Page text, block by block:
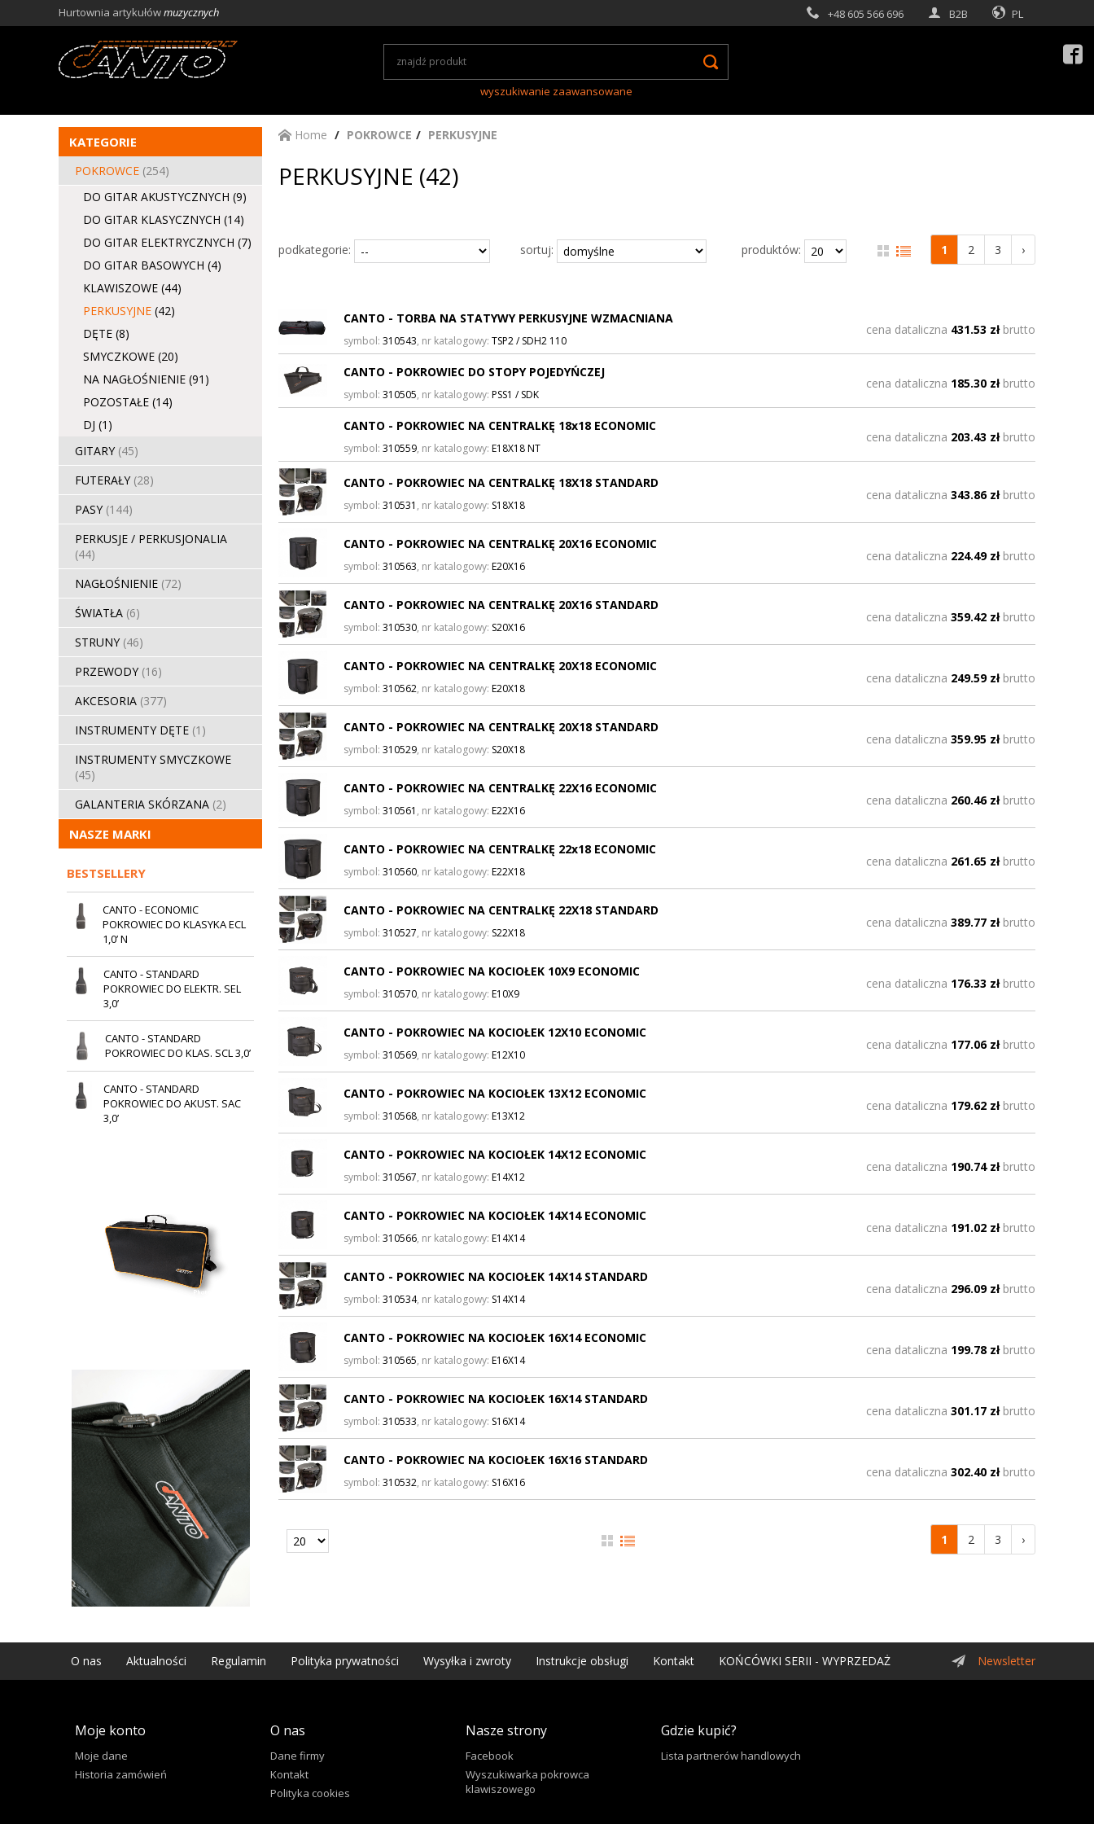
Hurtownia artykułówmuzycznych +48 605 566 696 B2B PL
wyszukiwanie zaawansowane
KATEGORIE
POKROWCE (254)
DO GITAR AKUSTYCZNYCH (9)
DO GITAR KLASYCZNYCH (14)
DO GITAR ELEKTRYCZNYCH (7)
DO GITAR BASOWYCH (4)
KLAWISZOWE (44)
PERKUSYJNE (42)
DĘTE (8)
SMYCZKOWE (20)
NA NAGŁOŚNIENIE (91)
POZOSTAŁE (14)
DJ (1)
GITARY (45)
FUTERAŁY (28)
PASY (144)
PERKUSJE / PERKUSJONALIA
(44)
NAGŁOŚNIENIE (72)
ŚWIATŁA (6)
STRUNY (46)
PRZEWODY (16)
AKCESORIA (377)
INSTRUMENTY DĘTE (1)
INSTRUMENTY SMYCZKOWE
(45)
GALANTERIA SKÓRZANA (2)
NASZE MARKI
BESTSELLERY
CANTO - ECONOMIC
POKROWIEC DO KLASYKA ECL
1,0’ N
CANTO - STANDARD
POKROWIEC DO ELEKTR. SEL
3,0’
CANTO - STANDARD
POKROWIEC DO KLAS. SCL 3,0’
CANTO - STANDARD
POKROWIEC DO AKUST. SAC
3,0’
Home POKROWCE PERKUSYJNE
PERKUSYJNE (42)
podkategorie: sortuj: produktów: 1 2 3 ›
CANTO - TORBA NA STATYWY PERKUSYJNE WZMACNIANA
symbol: 310543, nr katalogowy: TSP2 / SDH2 110
cena dataliczna 431.53 złbrutto
CANTO - POKROWIEC DO STOPY POJEDYŃCZEJ
symbol: 310505, nr katalogowy: PSS1 / SDK
cena dataliczna 185.30 złbrutto
CANTO - POKROWIEC NA CENTRALKĘ 18x18 ECONOMIC
symbol: 310559, nr katalogowy: E18X18 NT
cena dataliczna 203.43 złbrutto
CANTO - POKROWIEC NA CENTRALKĘ 18X18 STANDARD
symbol: 310531 , nr katalogowy: S18X18
cena dataliczna 343.86 złbrutto
CANTO - POKROWIEC NA CENTRALKĘ 20X16 ECONOMIC
symbol: 310563, nr katalogowy: E20X16
cena dataliczna 224.49 złbrutto
CANTO - POKROWIEC NA CENTRALKĘ 20X16 STANDARD
symbol: 310530, nr katalogowy: S20X16
cena dataliczna 359.42 złbrutto
CANTO - POKROWIEC NA CENTRALKĘ 20X18 ECONOMIC
symbol: 310562, nr katalogowy: E20X18
cena dataliczna 249.59 złbrutto
CANTO - POKROWIEC NA CENTRALKĘ 20X18 STANDARD
symbol: 310529, nr katalogowy: S20X18
cena dataliczna 359.95 złbrutto
CANTO - POKROWIEC NA CENTRALKĘ 22X16 ECONOMIC
symbol: 310561 , nr katalogowy: E22X16
cena dataliczna 260.46 złbrutto
CANTO - POKROWIEC NA CENTRALKĘ 22x18 ECONOMIC
symbol: 310560, nr katalogowy: E22X18
cena dataliczna 261.65 złbrutto
CANTO - POKROWIEC NA CENTRALKĘ 22X18 STANDARD
symbol: 310527, nr katalogowy: S22X18
cena dataliczna 389.77 złbrutto
CANTO - POKROWIEC NA KOCIOŁEK 10X9 ECONOMIC
symbol: 310570, nr katalogowy: E10X9
cena dataliczna 176.33 złbrutto
CANTO - POKROWIEC NA KOCIOŁEK 12X10 ECONOMIC
symbol: 310569, nr katalogowy: E12X10
cena dataliczna 177.06 złbrutto
CANTO - POKROWIEC NA KOCIOŁEK 13X12 ECONOMIC
symbol: 310568, nr katalogowy: E13X12
cena dataliczna 179.62 złbrutto
CANTO - POKROWIEC NA KOCIOŁEK 14X12 ECONOMIC
symbol: 310567, nr katalogowy: E14X12
cena dataliczna 190.74 złbrutto
CANTO - POKROWIEC NA KOCIOŁEK 14X14 ECONOMIC
symbol: 310566, nr katalogowy: E14X14
cena dataliczna 191.02 złbrutto
CANTO - POKROWIEC NA KOCIOŁEK 14X14 STANDARD
symbol: 310534, nr katalogowy: S14X14
cena dataliczna 296.09 złbrutto
CANTO - POKROWIEC NA KOCIOŁEK 16X14 ECONOMIC
symbol: 310565, nr katalogowy: E16X14
cena dataliczna 199.78 złbrutto
CANTO - POKROWIEC NA KOCIOŁEK 16X14 STANDARD
symbol: 310533, nr katalogowy: S16X14
cena dataliczna 301.17 złbrutto
CANTO - POKROWIEC NA KOCIOŁEK 16X16 STANDARD
symbol: 310532, nr katalogowy: S16X16
cena dataliczna 302.40 złbrutto
1 2 3 ›
O nas Aktualności Regulamin Polityka prywatności Wysyłka i zwroty Instrukcje obsługi Kontakt KOŃCÓWKI SERII - WYPRZEDAŻ Newsletter
Moje konto
Moje dane
Historia zamówień
O nas
Dane firmy
Kontakt
Polityka cookies
Nasze strony
Facebook
Wyszukiwarka pokrowca
klawiszowego
Gdzie kupić?
Lista partnerów handlowych
